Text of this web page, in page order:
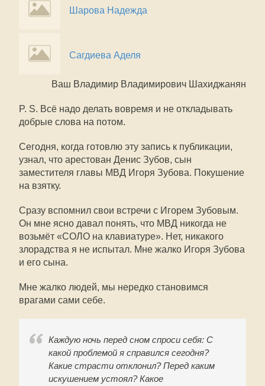
Шарова Надежда
Сагдиева Аделя
Ваш Владимир Владимирович Шахиджанян
P. S. Всё надо делать вовремя и не откладывать
добрые слова на потом.
Сегодня, когда готовлю эту запись к публикации,
узнал, что арестован Денис Зубов, сын
заместителя главы МВД Игоря Зубова. Покушение
на взятку.
Сразу вспомнил свои встречи с Игорем Зубовым.
Он мне ясно давал понять, что МВД никогда не
возьмёт «СОЛО на клавиатуре». Нет, никакого
злорадства я не испытал. Мне жалко Игоря Зубова
и его сына.
Мне жалко людей, мы нередко становимся
врагами сами себе.
Каждую ночь перед сном спроси себя: С
какой проблемой я справился сегодня?
Какие страсти отклонил? Перед каким
искушением устоял? Какое